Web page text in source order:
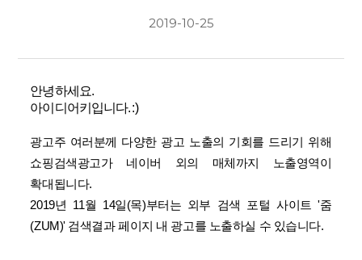
2019-10-25
안녕하세요.
아이디어키입니다. : )
광고주 여러분께 다양한 광고 노출의 기회를 드리기 위해
쇼핑검색광고가 네이버 외의 매체까지 노출영역이
확대됩니다.
2019년 11월 14일(목)부터는 외부 검색 포털 사이트 '줌
(ZUM)' 검색결과 페이지 내 광고를 노출하실 수 있습니다.